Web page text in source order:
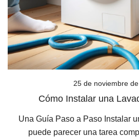
25 de noviembre
Cómo Instalar una
Una Guía Paso a Paso Instalar
puede parecer una tarea